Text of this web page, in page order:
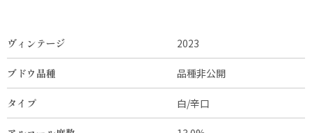
ヴィンテージ 2023
ブドウ品種 品種非公開
タイプ 白/辛口